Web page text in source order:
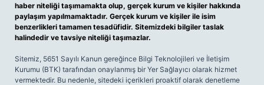
haber niteliği taşımamakta olup, gerçek kurum ve kişiler hakkında
paylaşım yapılmamaktadır. Gerçek kurum ve kişiler ile isim
benzerlikleri tamamen tesadüfidir. Sitemizdeki bilgiler taslak
halindedir ve tavsiye niteliği taşımazlar.
Sitemiz, 5651 Sayılı Kanun gereğince Bilgi Teknolojileri ve İletişim
Kurumu (BTK) tarafından onaylanmış bir Yer Sağlayıcı olarak hizmet
vermektedir. Bu nedenle, sitedeki içerikleri proaktif olarak denetleme